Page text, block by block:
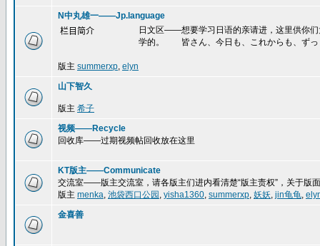
N中丸雄一——Jp.language
栏目简介
日文区——想要学习日语的亲请进，这里供你
学的。 皆さん、今日も、これからも、ずっ
版主 summerxp, elyn
山下智久
版主 希子
视频——Recycle
回收库——过期视频帖回收放在这里
KT版主——Communicate
交流室——版主交流室，请各版主们进内看清楚“版主责权”，关于版
版主 menka, 池袋西口公园 , yisha1360, summerxp, 妖妖, jin龟龟,
金喜善